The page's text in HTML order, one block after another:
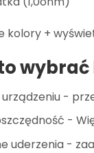
+
wybrać
-
-
uderzenia -